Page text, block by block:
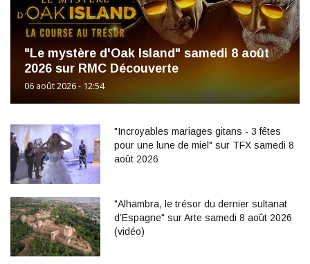
"Le mystère d'Oak Island" samedi 8 août
2026 sur RMC Découverte
06 août 2026 - 12:54
"Incroyables mariages gitans - 3 fêtes
pour une lune de miel" sur TFX samedi 8
août 2026
"Alhambra, le trésor du dernier sultanat
d’Espagne" sur Arte samedi 8 août 2026
(vidéo)